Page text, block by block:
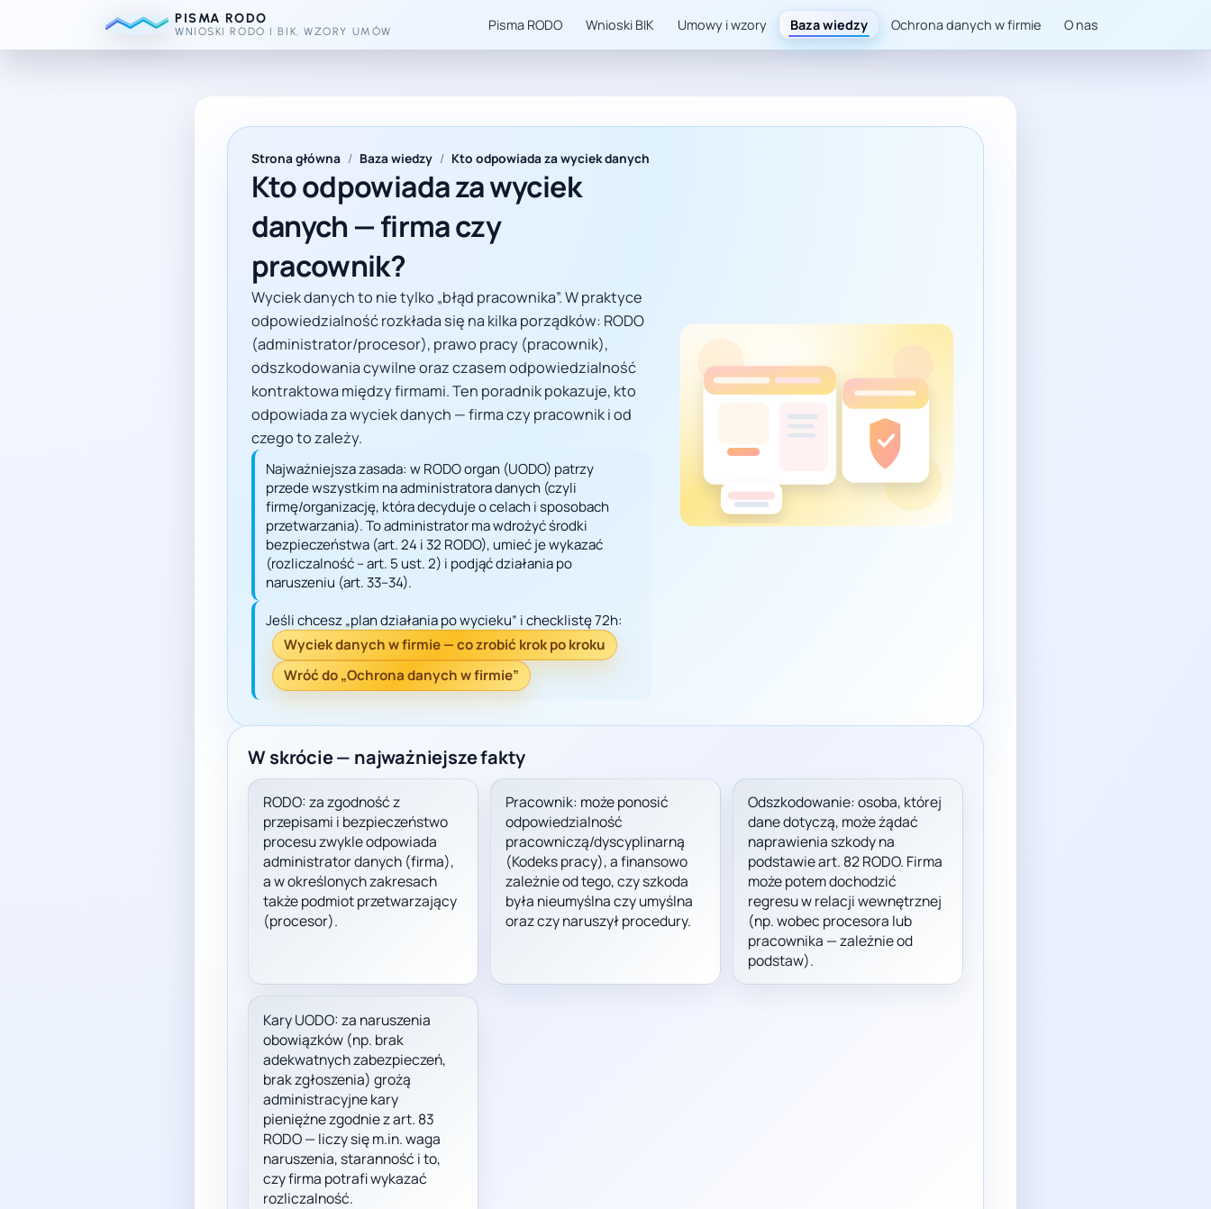
PISMA RODO
WNIOSKI RODO I BIK, WZORY UMÓW Pisma RODO Wnioski BIK Umowy i wzory Baza wiedzy Ochrona danych w firmie O nas
Strona główna / Baza wiedzy / Kto odpowiada za wyciek danych
Kto odpowiada za wyciek
danych — firma czy
pracownik?
Wyciek danych to nie tylko „błąd pracownika”. W praktyce
odpowiedzialność rozkłada się na kilka porządków: RODO
(administrator/procesor), prawo pracy (pracownik),
odszkodowania cywilne oraz czasem odpowiedzialność
kontraktowa między firmami. Ten poradnik pokazuje, kto
odpowiada za wyciek danych — firma czy pracownik i od
czego to zależy.
Najważniejsza zasada: w RODO organ (UODO) patrzy
przede wszystkim na administratora danych (czyli
firmę/organizację, która decyduje o celach i sposobach
przetwarzania). To administrator ma wdrożyć środki
bezpieczeństwa (art. 24 i 32 RODO), umieć je wykazać
(rozliczalność – art. 5 ust. 2) i podjąć działania po
naruszeniu (art. 33–34).
Jeśli chcesz „plan działania po wycieku” i checklistę 72h:
Wyciek danych w firmie — co zrobić krok po kroku
Wróć do „Ochrona danych w firmie”
W skrócie — najważniejsze fakty
RODO: za zgodność z
przepisami i bezpieczeństwo
procesu zwykle odpowiada
administrator danych (firma),
a w określonych zakresach
także podmiot przetwarzający
(procesor).
Pracownik: może ponosić
odpowiedzialność
pracowniczą/dyscyplinarną
(Kodeks pracy), a finansowo
zależnie od tego, czy szkoda
była nieumyślna czy umyślna
oraz czy naruszył procedury.
Odszkodowanie: osoba, której
dane dotyczą, może żądać
naprawienia szkody na
podstawie art. 82 RODO. Firma
może potem dochodzić
regresu w relacji wewnętrznej
(np. wobec procesora lub
pracownika — zależnie od
podstaw).
Kary UODO: za naruszenia
obowiązków (np. brak
adekwatnych zabezpieczeń,
brak zgłoszenia) grożą
administracyjne kary
pieniężne zgodnie z art. 83
RODO — liczy się m.in. waga
naruszenia, staranność i to,
czy firma potrafi wykazać
rozliczalność.